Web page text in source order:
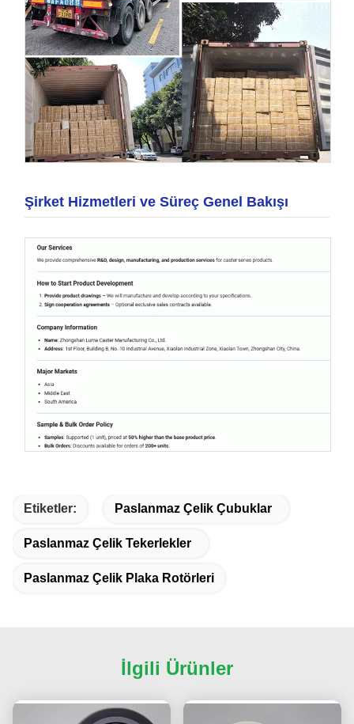
Şirket Hizmetleri ve Süreç Genel Bakışı
Etiketler: Paslanmaz Çelik Çubuklar
Paslanmaz Çelik Tekerlekler
Paslanmaz Çelik Plaka Rotörleri
İlgili Ürünler